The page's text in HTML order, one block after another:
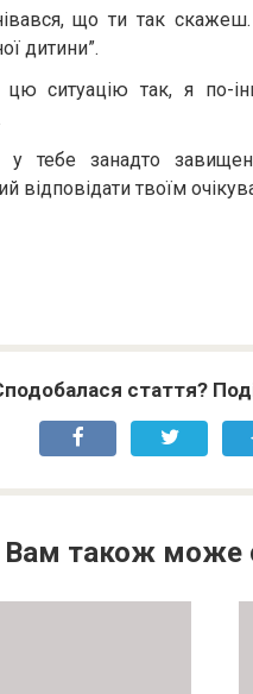
що ти так
дитини”.
цю ситуацію так, я по-
тебе занадто
відповідати твоїм
стаття?
Вам також може